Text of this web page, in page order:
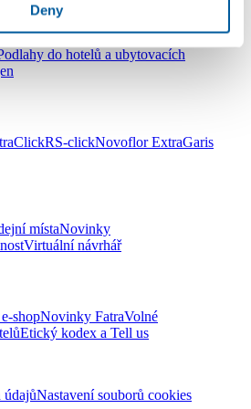
Deny
do škol a školekPodlahy do nemocnic
do hotelů a ubytovacích
RS-clickNovoflor ExtraGaris
místaNovinky
Virtuální návrhář
shopNovinky FatraVolné
Etický kodex a Tell us
údajůNastavení souborů cookies